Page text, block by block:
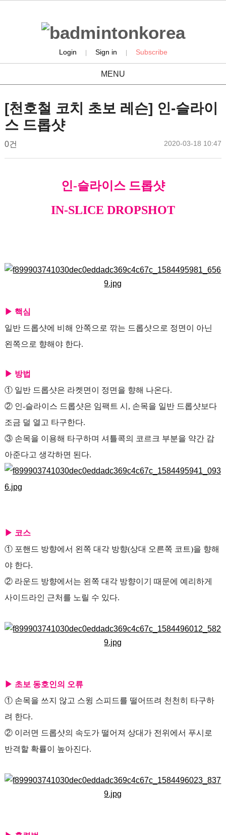
Login | Sign in | Subscribe
MENU
people
[천호철 코치 초보 레슨] 인-슬라이
스 드롭샷
작
배
드
댓
0건
작
2020-03-18 10:47
인-슬라이스 드롭샷
IN-SLICE DROPSHOT
▶ 핵심
일반 드롭샷에 비해 안쪽으로 깎는 드롭샷으로 정면이 아닌
왼쪽으로 향해야 한다.
▶ 방법
① 일반 드롭샷은 라켓면이 정면을 향해 나온다.
② 인-슬라이스 드롭샷은 임팩트 시, 손목을 일반 드롭샷보다
조금 덜 열고 타구한다.
③ 손목을 이용해 타구하며 셔틀콕의 코르크 부분을 약간 감
아준다고 생각하면 된다.
▶ 코스
① 포핸드 방향에서 왼쪽 대각 방향(상대 오른쪽 코트)을 향해
야 한다.
② 라운드 방향에서는 왼쪽 대각 방향이기 때문에 예리하게
사이드라인 근처를 노릴 수 있다.
▶ 초보 동호인의 오류
① 손목을 쓰지 않고 스윙 스피드를 떨어뜨려 천천히 타구하
려 한다.
② 이러면 드롭샷의 속도가 떨어져 상대가 전위에서 푸시로
반격할 확률이 높아진다.